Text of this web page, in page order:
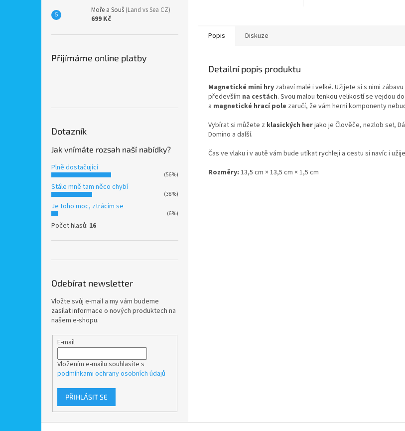
Moře a Souš (Land vs Sea CZ)
699 Kč
Přijímáme online platby
Dotazník
Jak vnímáte rozsah naší nabídky?
Plně dostačující
(56%)
Stále mně tam něco chybí
(38%)
Je toho moc, ztrácím se
(6%)
Počet hlasů: 16
Odebírat newsletter
Vložte svůj e-mail a my vám budeme
zasílat informace o nových produktech na
našem e-shopu.
E-mail
Vložením e-mailu souhlasíte s
podmínkami ochrany osobních údajů
PŘIHLÁSIT SE
Popis Diskuze
Detailní popis produktu
Magnetické mini hry zabaví malé i velké. Užijete si s nimi
především na cestách. Svou malou tenkou velikostí se vejdou
a magnetické hrací pole zaručí, že vám herní komponenty
Vybírat si můžete z klasických herjako je Člověče, nezlob se!,
Domino a další.
Čas ve vlaku i v autě vám bude utíkat rychleji a cestu si navíc i
Rozměry: 13,5 cm × 13,5 cm × 1,5 cm